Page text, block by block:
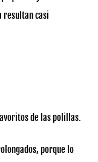
resultan casi
de las polillas.
porque lo